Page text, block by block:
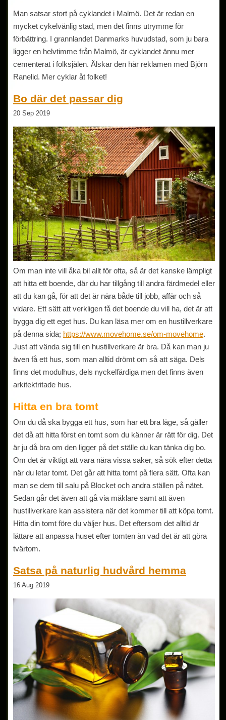
Man satsar stort på cyklandet i Malmö. Det är redan en
mycket cykelvänlig stad, men det finns utrymme för
förbättring. I grannlandet Danmarks huvudstad, som ju bara
ligger en helvtimme från Malmö, är cyklandet ännu mer
cementerat i folksjälen. Älskar den här reklamen med Björn
Ranelid. Mer cyklar åt folket!
Bo där det passar dig
20 Sep 2019
Om man inte vill åka bil allt för ofta, så är det kanske lämpligt
att hitta ett boende, där du har tillgång till andra färdmedel eller
att du kan gå, för att det är nära både till jobb, affär och så
vidare. Ett sätt att verkligen få det boende du vill ha, det är att
bygga dig ett eget hus. Du kan läsa mer om en hustillverkare
på denna sida; https://www.movehome.se/om-movehome.
Just att vända sig till en hustillverkare är bra. Då kan man ju
även få ett hus, som man alltid drömt om så att säga. Dels
finns det modulhus, dels nyckelfärdiga men det finns även
arkitektritade hus.
Hitta en bra tomt
Om du då ska bygga ett hus, som har ett bra läge, så gäller
det då att hitta först en tomt som du känner är rätt för dig. Det
är ju då bra om den ligger på det ställe du kan tänka dig bo.
Om det är viktigt att vara nära vissa saker, så sök efter detta
när du letar tomt. Det går att hitta tomt på flera sätt. Ofta kan
man se dem till salu på Blocket och andra ställen på nätet.
Sedan går det även att gå via mäklare samt att även
hustillverkare kan assistera när det kommer till att köpa tomt.
Hitta din tomt före du väljer hus. Det eftersom det alltid är
lättare att anpassa huset efter tomten än vad det är att göra
tvärtom.
Satsa på naturlig hudvård hemma
16 Aug 2019